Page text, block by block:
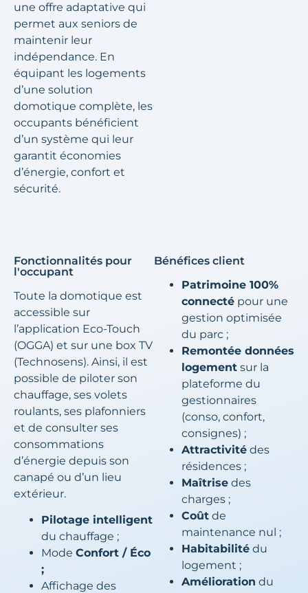
une offre adaptative qui
permet aux seniors de
maintenir leur
indépendance. En
équipant les logements
d’une solution
domotique complète, les
occupants bénéficient
d’un système qui leur
garantit économies
d’énergie, confort et
sécurité.
Fonctionnalités pour
l'occupant
Toute la domotique est
accessible sur
l’application Eco-Touch
(OGGA) et sur une box TV
(Technosens). Ainsi, il est
possible de piloter son
chauffage, ses volets
roulants, ses plafonniers
et de consulter ses
consommations
d’énergie depuis son
canapé ou d’un lieu
extérieur.
Pilotage intelligent
du chauffage ;
Mode Confort / Éco
;
Affichage des
Bénéfices client
Patrimoine 100%
connecté pour une
gestion optimisée
du parc ;
Remontée données
logement sur la
plateforme du
gestionnaires
(conso, confort,
consignes) ;
Attractivité des
résidences ;
Maîtrise des
charges ;
Coût de
maintenance nul ;
Habitabilité du
logement ;
Amélioration du